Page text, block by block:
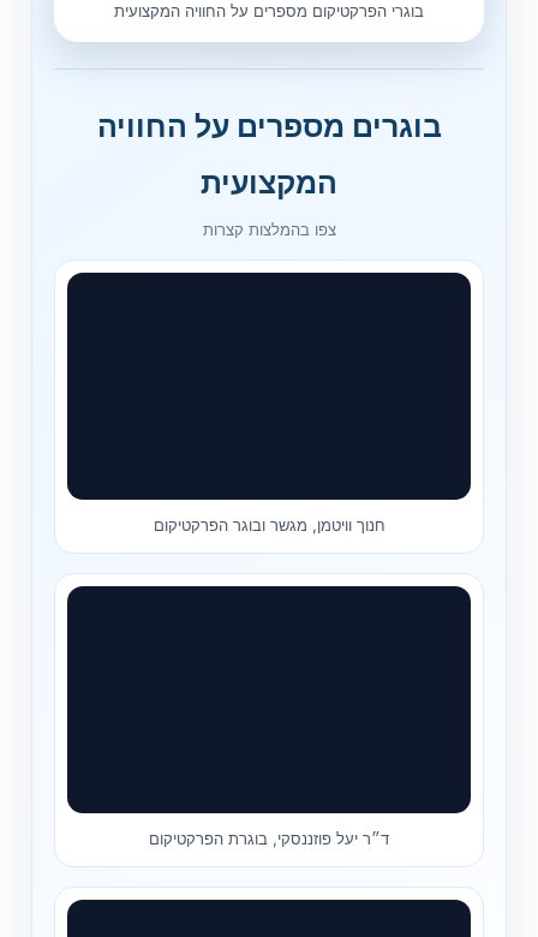
בוגרי הפרקטיקום מספרים על החוויה המקצועית
בוגרים מספרים על החוויה
המקצועית
צפו בהמלצות קצרות
חנוך וויטמן, מגשר ובוגר הפרקטיקום
ד״ר יעל פוזננסקי, בוגרת הפרקטיקום